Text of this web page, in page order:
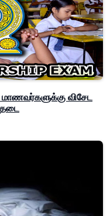
மாணவர்களுக்கு விசேட
தடை